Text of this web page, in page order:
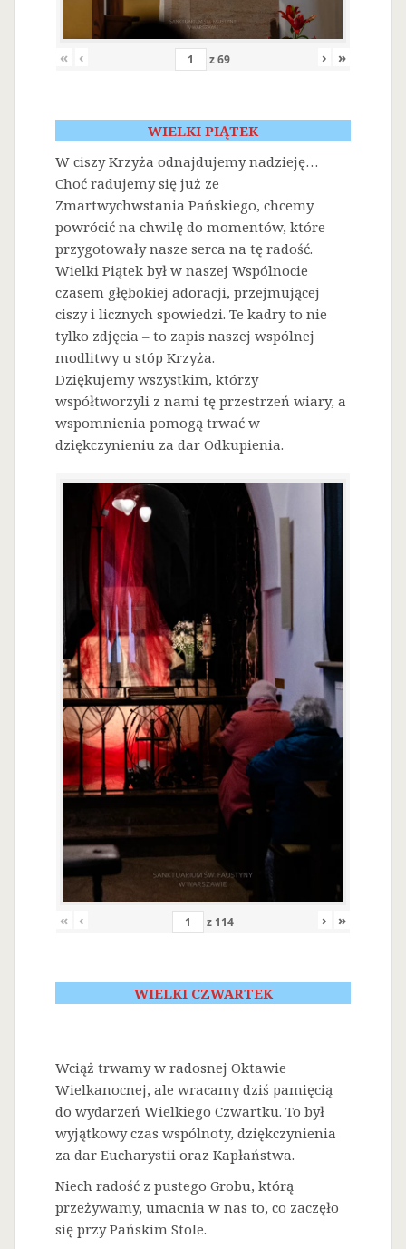
« ‹ z69 › »
WIELKI PIĄTEK
W ciszy Krzyża odnajdujemy nadzieję…
Choć radujemy się już ze
Zmartwychwstania Pańskiego, chcemy
powrócić na chwilę do momentów, które
przygotowały nasze serca na tę radość.
Wielki Piątek był w naszej Wspólnocie
czasem głębokiej adoracji, przejmującej
ciszy i licznych spowiedzi. Te kadry to nie
tylko zdjęcia – to zapis naszej wspólnej
modlitwy u stóp Krzyża.
Dziękujemy wszystkim, którzy
współtworzyli z nami tę przestrzeń wiary, a
wspomnienia pomogą trwać w
dziękczynieniu za dar Odkupienia.
« ‹ z 114 › »
WIELKI CZWARTEK
Wciąż trwamy w radosnej Oktawie
Wielkanocnej, ale wracamy dziś pamięcią
do wydarzeń Wielkiego Czwartku. To był
wyjątkowy czas wspólnoty, dziękczynienia
za dar Eucharystii oraz Kapłaństwa.
Niech radość z pustego Grobu, którą
przeżywamy, umacnia w nas to, co zaczęło
się przy Pańskim Stole.